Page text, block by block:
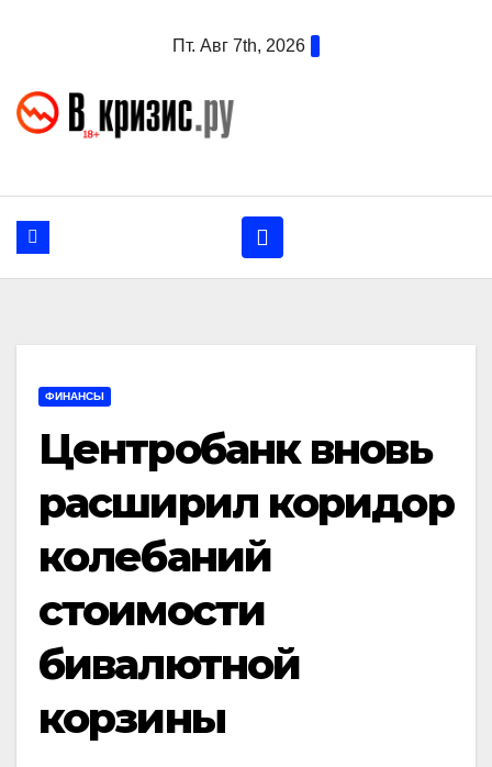
Пт. Авг 7th, 2026
ФИНАНСЫ
Центробанк вновь
расширил коридор
колебаний
стоимости
бивалютной
корзины